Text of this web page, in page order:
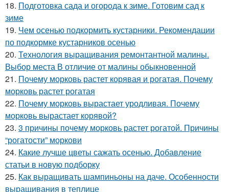
18. Подготовка сада и огорода к зиме. Готовим сад к
зиме
19. Чем осенью подкормить кустарники. Рекомендации
по подкормке кустарников осенью
20. Технология выращивания ремонтантной малины.
Выбор места В отличие от малины обыкновенной
21. Почему морковь растет корявая и рогатая. Почему
морковь растет рогатая
22. Почему морковь вырастает уродливая. Почему
морковь вырастает корявой?
23. 3 причины почему морковь растет рогатой. Причины
“рогатости” моркови
24. Какие лучше цветы сажать осенью. Добавление
статьи в новую подборку
25. Как выращивать шампиньоны на даче. Особенности
выращивания в теплице